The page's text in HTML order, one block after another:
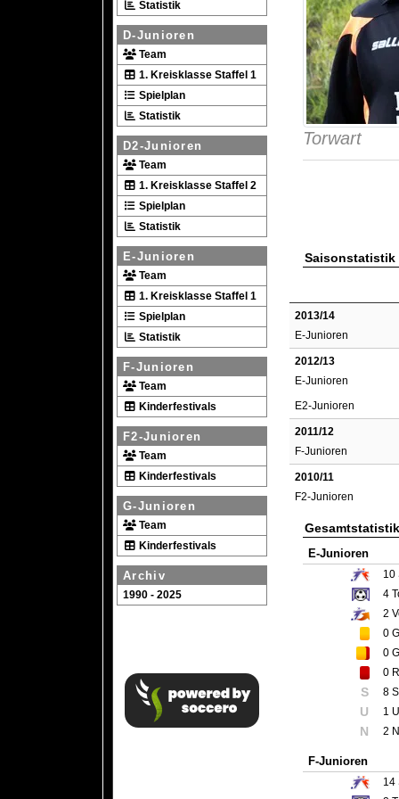
Statistik
D-Junioren
Team
1. Kreisklasse Staffel 1
Spielplan
Statistik
D2-Junioren
Team
1. Kreisklasse Staffel 2
Spielplan
Statistik
E-Junioren
Team
1. Kreisklasse Staffel 1
Spielplan
Statistik
F-Junioren
Team
Kinderfestivals
F2-Junioren
Team
Kinderfestivals
G-Junioren
Team
Kinderfestivals
Archiv
1990 - 2025
Torwart
Saisonstatistik
2013/14
E-Junioren
2012/13
E-Junioren
E2-Junioren
2011/12
F-Junioren
2010/11
F2-Junioren
Gesamtstatistik
E-Junioren
10
4
2
0
0
0
S 8
U 1
N 2
F-Junioren
14